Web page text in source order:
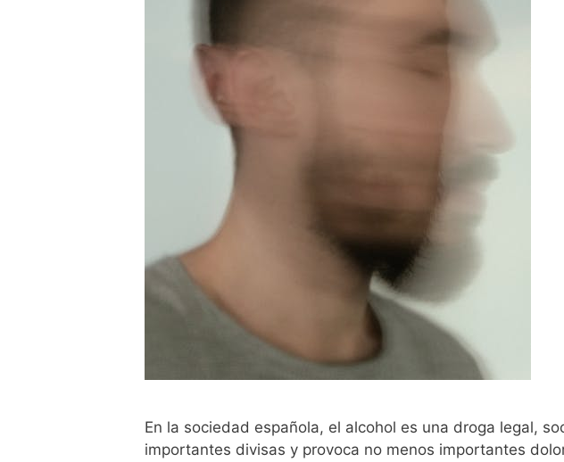
En la sociedad española, el alcohol es una droga legal,
importantes divisas y provoca no menos importantes